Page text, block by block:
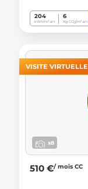
204
kWh/m².an
6
Kg CO2/m².an
VISITE VIRTUELLE
x8
510 €/ mois CC